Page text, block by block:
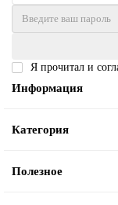
Я прочитал и
Информация
Категория
Полезное